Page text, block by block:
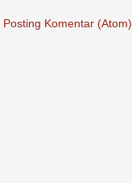
Posting Komentar (Atom)